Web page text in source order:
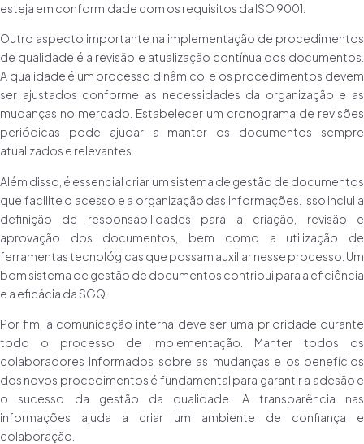
esteja em conformidade com os requisitos da ISO 9001.
Outro aspecto importante na implementação de procedimentos
de qualidade é a revisão e atualização contínua dos documentos.
A qualidade é um processo dinâmico, e os procedimentos devem
ser ajustados conforme as necessidades da organização e as
mudanças no mercado. Estabelecer um cronograma de revisões
periódicas pode ajudar a manter os documentos sempre
atualizados e relevantes.
Além disso, é essencial criar um sistema de gestão de documentos
que facilite o acesso e a organização das informações. Isso inclui a
definição de responsabilidades para a criação, revisão e
aprovação dos documentos, bem como a utilização de
ferramentas tecnológicas que possam auxiliar nesse processo. Um
bom sistema de gestão de documentos contribui para a eficiência
e a eficácia da SGQ.
Por fim, a comunicação interna deve ser uma prioridade durante
todo o processo de implementação. Manter todos os
colaboradores informados sobre as mudanças e os benefícios
dos novos procedimentos é fundamental para garantir a adesão e
o sucesso da gestão da qualidade. A transparência nas
informações ajuda a criar um ambiente de confiança e
colaboração.